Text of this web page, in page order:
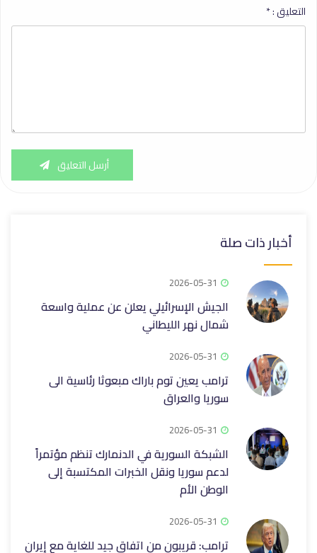
التعليق :*
أرسل التعليق
أخبار ذات صلة
2026-05-31
الجيش الإسرائيلي يعلن عن عملية واسعة
شمال نهر الليطاني
2026-05-31
ترامب يعين توم باراك مبعوثا رئاسية الى
سوريا والعراق
2026-05-31
الشبكة السورية في الدنمارك تنظم مؤتمراً
لدعم سوريا ونقل الخبرات المكتسبة إلى
الوطن الأم
2026-05-31
ترامب: قريبون من اتفاق جيد للغاية مع إيران